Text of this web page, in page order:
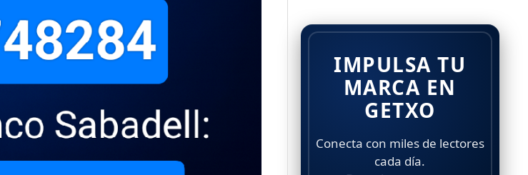
IMPULSA TU
MARCA EN
GETXO
Conecta con miles de lectores
cada día.